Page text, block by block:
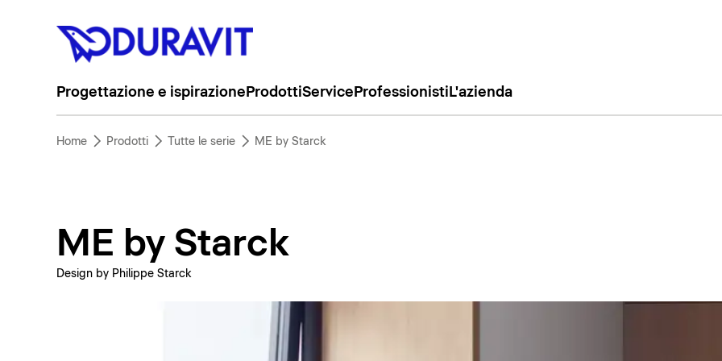
Progettazione e ispirazione ProdottiService Professionisti L'azienda
Home Prodotti Tutte le serie ME by Starck
ME by Starck
Design by Philippe Starck